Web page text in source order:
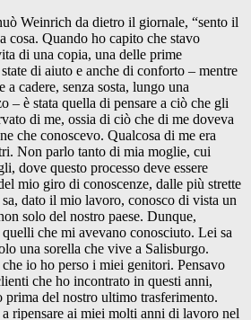
Weinrich da dietro il giornale, “sento il
cosa. Quando ho capito che stavo
di una copia, una delle prime
di aiuto e anche di conforto – mentre
cadere, senza sosta, lungo una
– è stata quella di pensare a ciò che gli
di me, ossia di ciò che di me doveva
che conoscevo. Qualcosa di me era
Non parlo tanto di mia moglie, cui
dove questo processo deve essere
mio giro di conoscenze, dalle più strette
dato il mio lavoro, conosco di vista un
solo del nostro paese. Dunque,
che mi avevano conosciuto. Lei sa
una sorella che vive a Salisburgo.
io ho perso i miei genitori. Pensavo
che ho incontrato in questi anni,
prima del nostro ultimo trasferimento.
ripensare ai miei molti anni di lavoro nel